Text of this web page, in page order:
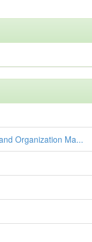
Organization Ma...